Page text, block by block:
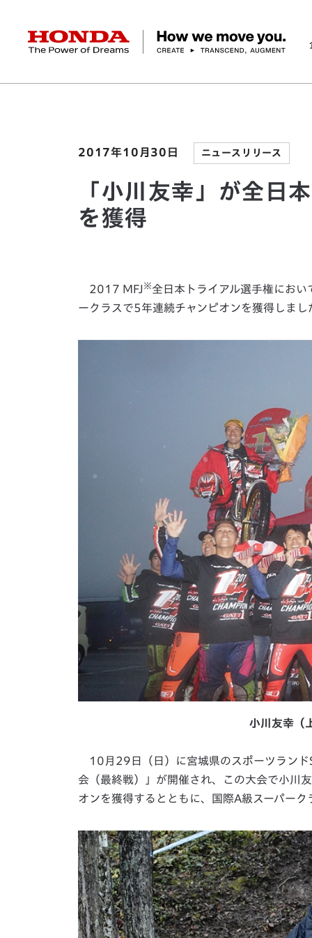
HONDA The Power of Dreams
社長メッセージ 経営方針 会社概要 ヒストリー
バイク パワープロダクツ マリン その他事
テクノロジー デザイン オープンイノベーショ
ESGレポート Honda Report 環境 社会 ガバナン
IR資料室 財務・業績情報 株式・債券情報
ニュースルーム
Discover Honda2017年10月30日 ニュースリリース
「小川友幸」が全日
を獲得
2017 MFJ ※全日本トライアル選手権にお
ークラスで5年連続チャンピオンを獲得しまし
小川友幸（
10月29日（日）に宮城県のスポーツランド
会（最終戦）」が開催され、この大会で小川
オンを獲得するとともに、国際A級スーパー